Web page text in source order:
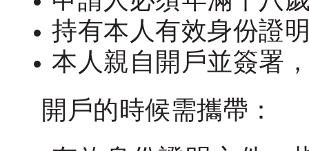
持有本人有效身份證
本人親自開戶並簽署
開戶的時候需攜帶：